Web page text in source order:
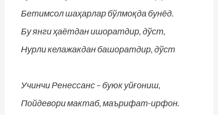
Бетимсол шаҳарлар бўлмоқда бунёд.
Бу янги ҳаётдан ишоратдир, дўст,
Нурли келажакдан башоратдир, дўст
Учинчи Ренессанс – буюк уйғониш,
Пойдевори мактаб, маърифат-ирфон.